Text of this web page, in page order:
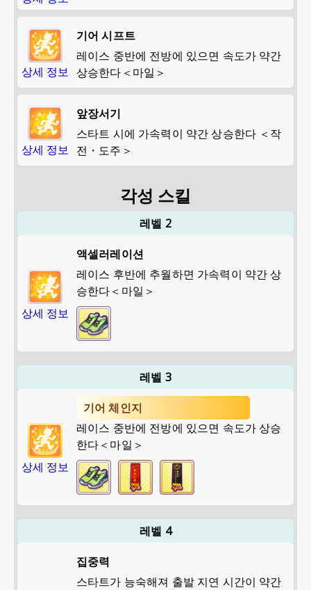
상세 정보
기어 시프트
레이스 중반에 전방에 있으면 속도가 약간
상승한다＜마일＞
상세 정보
앞장서기
스타트 시에 가속력이 약간 상승한다 ＜작
전・도주＞
각성 스킬
레벨 2
상세 정보
액셀러레이션
레이스 후반에 추월하면 가속력이 약간 상
승한다＜마일＞
레벨 3
상세 정보
기어 체인지
레이스 중반에 전방에 있으면 속도가 상승
한다＜마일＞
레벨 4
집중력
스타트가 능숙해져 출발 지연 시간이 약간